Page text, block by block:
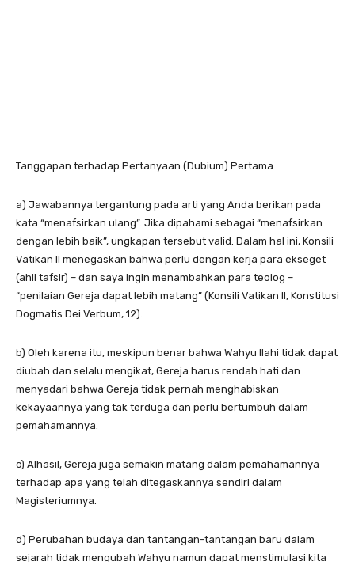
Tanggapan terhadap Pertanyaan (Dubium) Pertama
a) Jawabannya tergantung pada arti yang Anda berikan pada
kata “menafsirkan ulang”. Jika dipahami sebagai “menafsirkan
dengan lebih baik”, ungkapan tersebut valid. Dalam hal ini, Konsili
Vatikan II menegaskan bahwa perlu dengan kerja para ekseget
(ahli tafsir) – dan saya ingin menambahkan para teolog –
“penilaian Gereja dapat lebih matang” (Konsili Vatikan II, Konstitusi
Dogmatis Dei Verbum, 12).
b) Oleh karena itu, meskipun benar bahwa Wahyu Ilahi tidak dapat
diubah dan selalu mengikat, Gereja harus rendah hati dan
menyadari bahwa Gereja tidak pernah menghabiskan
kekayaannya yang tak terduga dan perlu bertumbuh dalam
pemahamannya.
c) Alhasil, Gereja juga semakin matang dalam pemahamannya
terhadap apa yang telah ditegaskannya sendiri dalam
Magisteriumnya.
d) Perubahan budaya dan tantangan-tantangan baru dalam
sejarah tidak mengubah Wahyu namun dapat menstimulasi kita